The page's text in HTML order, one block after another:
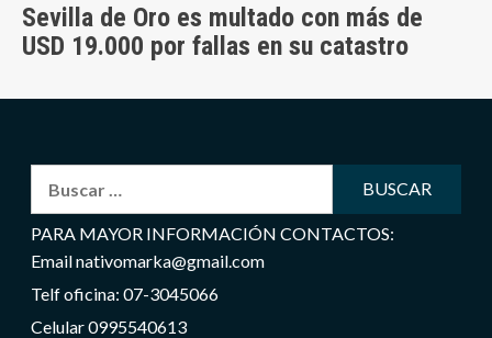
Sevilla de Oro es multado con más de
USD 19.000 por fallas en su catastro
PARA MAYOR INFORMACIÓN CONTACTOS:
Email nativomarka@gmail.com
Telf oficina: 07-3045066
Celular 0995540613